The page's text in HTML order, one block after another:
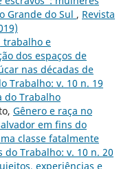
Grande do Sul , Revista
trabalho e
dos espaços de
nas décadas de
Trabalho: v. 10 n. 19
do Trabalho
Gênero e raça no
em fins do
classe fatalmente
do Trabalho: v. 10 n. 20
experiências e